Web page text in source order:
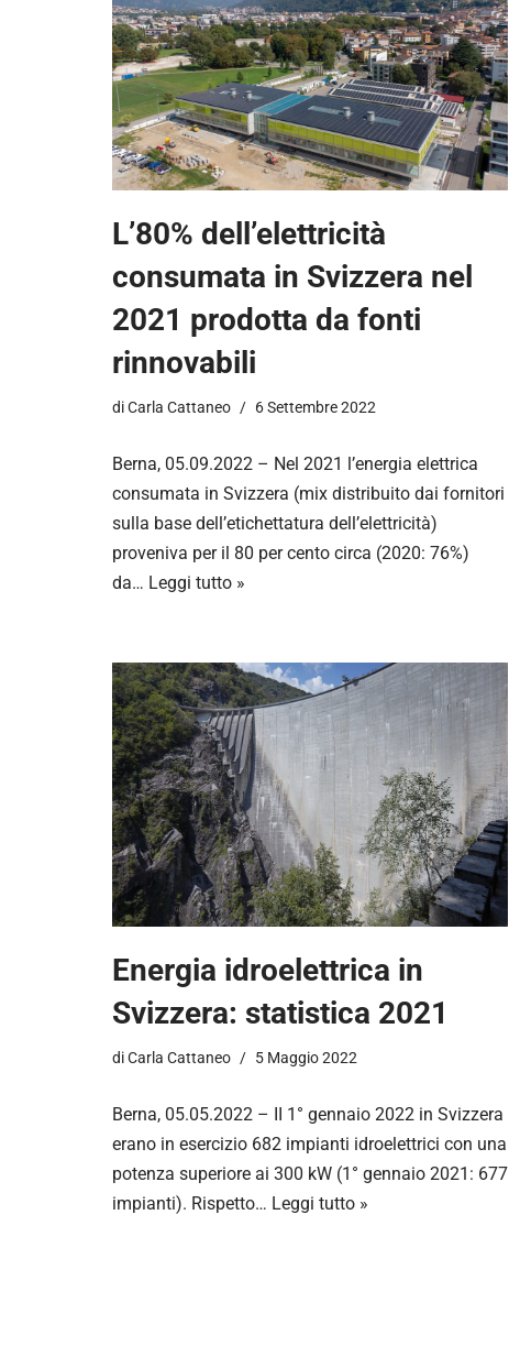
L’80% dell’elettricità
consumata in Svizzera nel
2021 prodotta da fonti
rinnovabili
diCarla Cattaneo 6 Settembre 2022
Berna, 05.09.2022 – Nel 2021 l’energia elettrica
consumata in Svizzera (mix distribuito dai fornitori
sulla base dell’etichettatura dell’elettricità)
proveniva per il 80 per cento circa (2020: 76%)
da… Leggi tutto »
Energia idroelettrica in
Svizzera: statistica 2021
diCarla Cattaneo 5 Maggio 2022
Berna, 05.05.2022 – II 1° gennaio 2022 in Svizzera
erano in esercizio 682 impianti idroelettrici con una
potenza superiore ai 300 kW (1° gennaio 2021: 677
impianti). Rispetto… Leggi tutto »